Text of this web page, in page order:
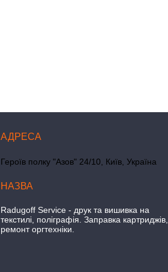
Героїв полку "Азов" 24/10, Київ, Україна
Radugoff Service - друк та вишивка на
текстилі, поліграфія. Заправка картриджів,
ремонт оргтехніки.